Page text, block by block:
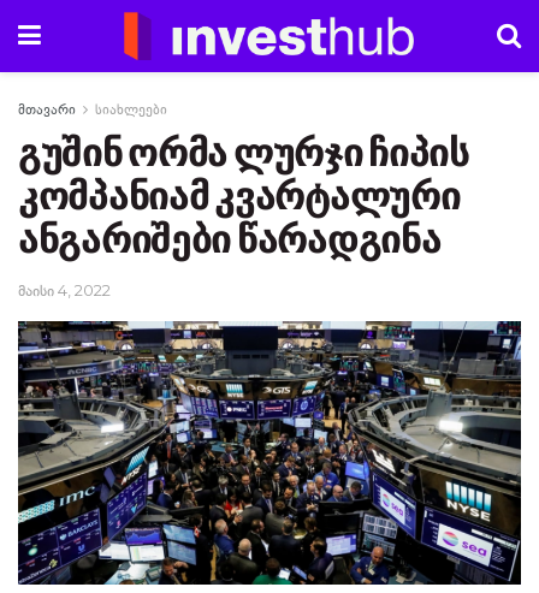
მთავარი სიახლეები
გუშინ ორმა ლურჯი ჩიპის
კომპანიამ კვარტალური
ანგარიშები წარადგინა
მაისი 4, 2022